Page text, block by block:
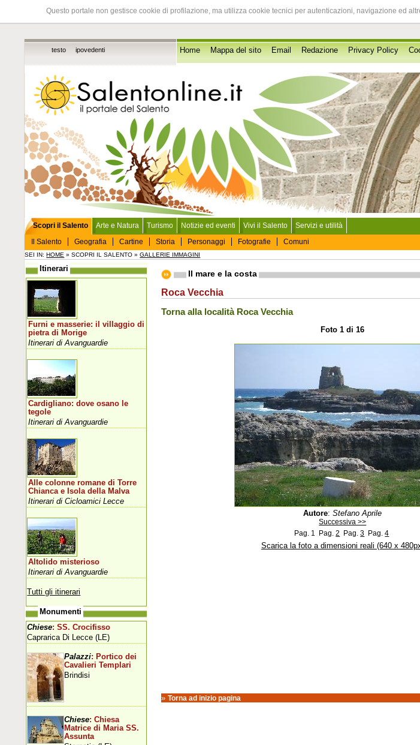
Questo portale non gestisce cookie di profilazione, ma utilizza cookie tecnici per autenticazioni, navigazione ed
testo ipovedenti Home Mappa del sito Email Redazione Privacy Policy
Scopri il Salento
Il Salento
Geografia Cartine Storia Personaggi Fotografie Comuni
Arte e Natura Turismo Notizie ed eventi Vivi il Salento Servizi e utilità
SEI IN:HOME » SCOPRI IL SALENTO »GALLERIE IMMAGINI
Il mare e la costa
Roca Vecchia
Torna alla località Roca Vecchia
Foto 1 di 16
Autore:Stefano Aprile
Successiva >>
Pag. 1 Pag.2 Pag.3 Pag.4
Scarica la foto a dimensioni reali (640 x
»Torna ad inizio pagina
Itinerari
Furni e masserie: il villaggio di
pietra di Morige
Itinerari di Avanguardie
Cardigliano: dove osano le
tegole
Itinerari di Avanguardie
Alle colonne romane di Torre
Chianca e Isola della Malva
Itinerari di Cicloamici Lecce
Altolido misterioso
Itinerari di Avanguardie
Tutti gli itinerari
Monumenti
Chiese: SS. Crocifisso
Caprarica Di Lecce (LE)
Palazzi: Portico dei
Cavalieri Templari
Brindisi
Chiese: Chiesa
Matrice di Maria SS.
Assunta